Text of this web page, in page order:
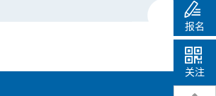
报名
关注